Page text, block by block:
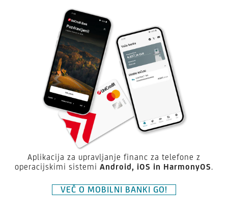
Aplikacija za upravljanje financ za telefone z
operacijskimi sistemi Android, iOS in HarmonyOS.
VEČ O MOBILNI BANKI GO!